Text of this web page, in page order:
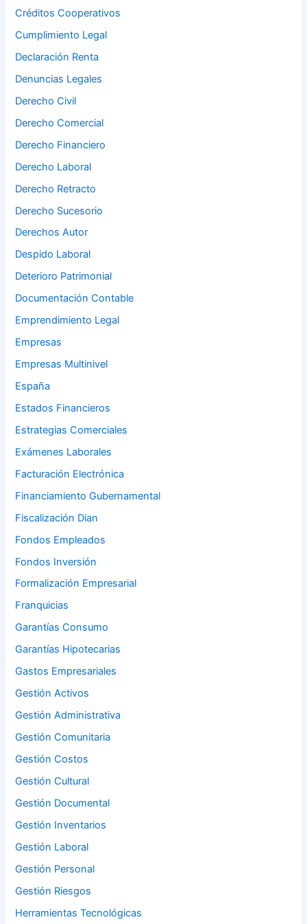
Créditos Cooperativos
Cumplimiento Legal
Declaración Renta
Denuncias Legales
Derecho Civil
Derecho Comercial
Derecho Financiero
Derecho Laboral
Derecho Retracto
Derecho Sucesorio
Derechos Autor
Despido Laboral
Deterioro Patrimonial
Documentación Contable
Emprendimiento Legal
Empresas
Empresas Multinivel
España
Estados Financieros
Estrategias Comerciales
Exámenes Laborales
Facturación Electrónica
Financiamiento Gubernamental
Fiscalización Dian
Fondos Empleados
Fondos Inversión
Formalización Empresarial
Franquicias
Garantías Consumo
Garantías Hipotecarias
Gastos Empresariales
Gestión Activos
Gestión Administrativa
Gestión Comunitaria
Gestión Costos
Gestión Cultural
Gestión Documental
Gestión Inventarios
Gestión Laboral
Gestión Personal
Gestión Riesgos
Herramientas Tecnológicas